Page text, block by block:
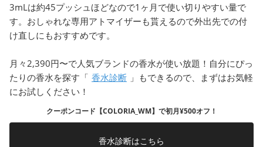
3mLは約45プッシュほどなので1ヶ月で使い切りやすい量で
す。おしゃれな専用アトマイザーも貰えるので外出先での付
け直しにもおすすめです。
月々2,390円〜で人気ブランドの香水が使い放題！自分にぴっ
たりの香水を探す「 香水診断 」もできるので、まずはお気軽
にお試しください！
クーポンコード【COLORIA_WM】で初月¥500オフ！
香水診断はこちら